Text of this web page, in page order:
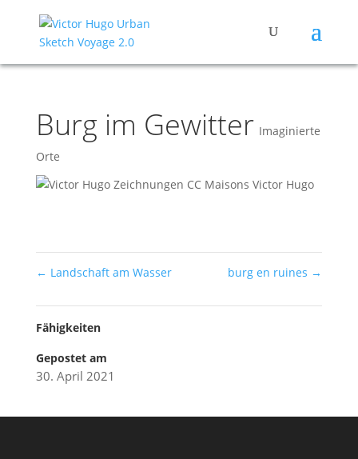
Burg im Gewitter Imaginierte
Orte
← Landschaft am Wasser burg en ruines →
Fähigkeiten
Gepostet am
30. April 2021